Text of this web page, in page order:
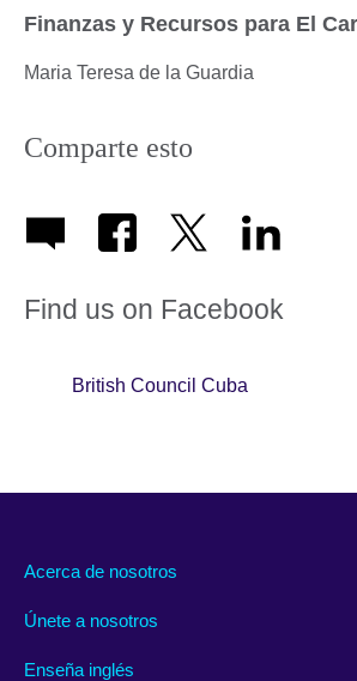
Finanzas y Recursos para El
Maria Teresa de la Guardia
Comparte esto
Find us on Facebook
British Council Cuba
Acerca de nosotros
Únete a nosotros
Enseña inglés